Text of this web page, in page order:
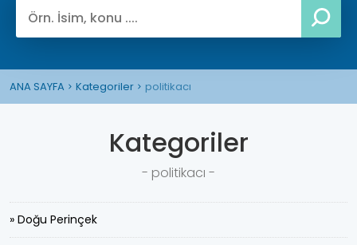
ANA SAYFA Kategoriler politikacı
Kategoriler
- politikacı -
» Doğu Perinçek